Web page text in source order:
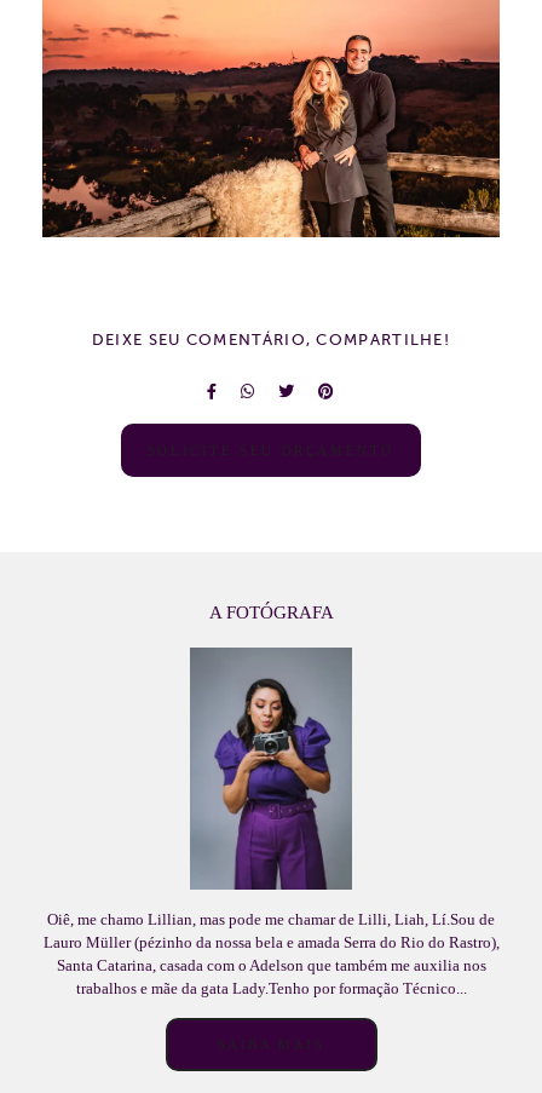
DEIXE SEU COMENTÁRIO, COMPARTILHE!
SOLICITE SEU ORÇAMENTO
A FOTÓGRAFA
Oiê, me chamo Lillian, mas pode me chamar de Lilli, Liah, Lí.Sou de
Lauro Müller (pézinho da nossa bela e amada Serra do Rio do Rastro),
Santa Catarina, casada com o Adelson que também me auxilia nos
trabalhos e mãe da gata Lady.Tenho por formação Técnico...
SAIBA MAIS